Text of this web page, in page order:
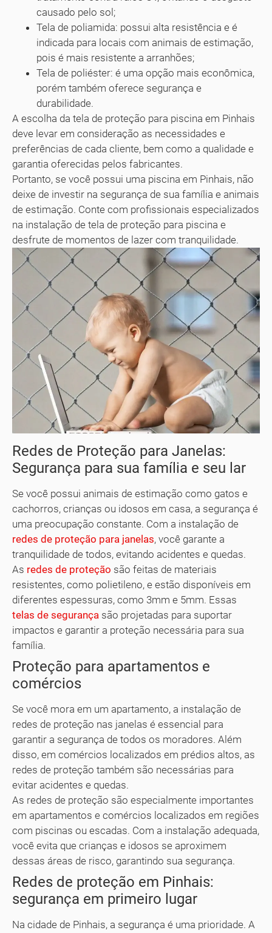
causado pelo sol;
Tela de poliamida: possui alta resistência e é
indicada para locais com animais de estimação,
pois é mais resistente a arranhões;
Tela de poliéster: é uma opção mais econômica,
porém também oferece segurança e
durabilidade.
A escolha da tela de proteção para piscina em Pinhais
deve levar em consideração as necessidades e
preferências de cada cliente, bem como a qualidade e
garantia oferecidas pelos fabricantes.
Portanto, se você possui uma piscina em Pinhais, não
deixe de investir na segurança de sua família e animais
de estimação. Conte com profissionais especializados
na instalação de tela de proteção para piscina e
desfrute de momentos de lazer com tranquilidade.
Redes de Proteção para Janelas:
Segurança para sua família e seu lar
Se você possui animais de estimação como gatos e
cachorros, crianças ou idosos em casa, a segurança é
uma preocupação constante. Com a instalação de
redes de proteção para janelas, você garante a
tranquilidade de todos, evitando acidentes e quedas.
As redes de proteção são feitas de materiais
resistentes, como polietileno, e estão disponíveis em
diferentes espessuras, como 3mm e 5mm. Essas
telas de segurança são projetadas para suportar
impactos e garantir a proteção necessária para sua
família.
Proteção para apartamentos e
comércios
Se você mora em um apartamento, a instalação de
redes de proteção nas janelas é essencial para
garantir a segurança de todos os moradores. Além
disso, em comércios localizados em prédios altos, as
redes de proteção também são necessárias para
evitar acidentes e quedas.
As redes de proteção são especialmente importantes
em apartamentos e comércios localizados em regiões
com piscinas ou escadas. Com a instalação adequada,
você evita que crianças e idosos se aproximem
dessas áreas de risco, garantindo sua segurança.
Redes de proteção em Pinhais:
segurança em primeiro lugar
Na cidade de Pinhais, a segurança é uma prioridade. A